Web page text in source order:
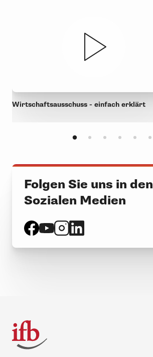
Wirtschaftsausschuss - einfach erklärt
Folgen Sie uns in den
Sozialen Medien